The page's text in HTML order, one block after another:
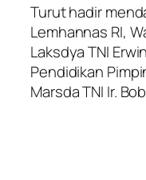
Turut hadir
Lemhannas RI,
Laksdya TNI
Pendidikan
Marsda TNI Ir.